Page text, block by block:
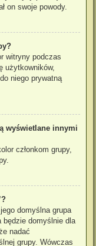
on swoje powody.
witryny podczas
użytkowników,
niego prywatną
wyświetlane innymi
członkom grupy,
domyślna grupa
będzie domyślnie dla
nadać
grupy. Wówczas